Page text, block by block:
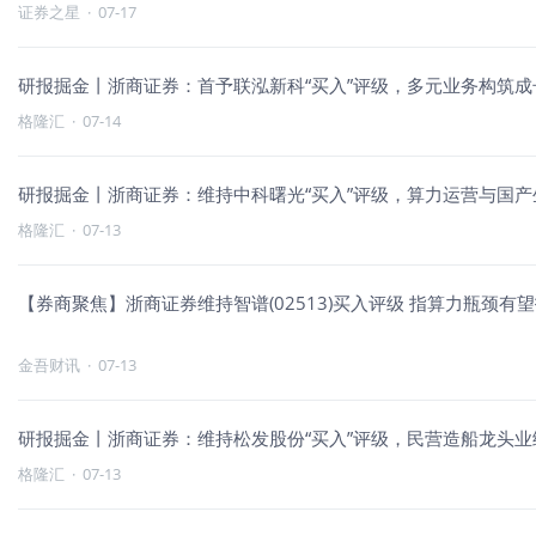
证券之星 · 07-17
研报掘金丨浙商证券：首予联泓新科“买入”评级，多元业务构筑
格隆汇 · 07-14
研报掘金丨浙商证券：维持中科曙光“买入”评级，算力运营与国
格隆汇 · 07-13
【券商聚焦】浙商证券维持智谱(02513)买入评级 指算力瓶颈有
金吾财讯 · 07-13
研报掘金丨浙商证券：维持松发股份“买入”评级，民营造船龙头
格隆汇 · 07-13